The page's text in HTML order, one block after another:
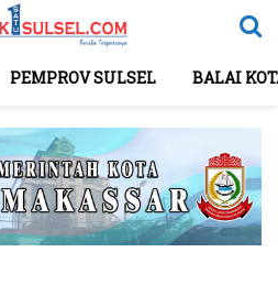
PEMPROV SULSEL BALAI